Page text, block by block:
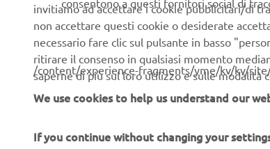
CORPORATE B2B
consentono a questi fornitori social di
invitiamo ad accettare i cookie pubblicitari/di
non accettare questi cookie o desiderate
necessario fare clic sul pulsante in basso
ritirare il consenso in qualsiasi momento
saperne di più sul loro utilizzo e sulle modalità
/content/experience-fragments/yme/kv/kv/
We use cookies to help us understand our
If you continue without changing your